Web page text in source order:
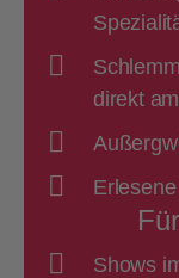
direkt
Shows